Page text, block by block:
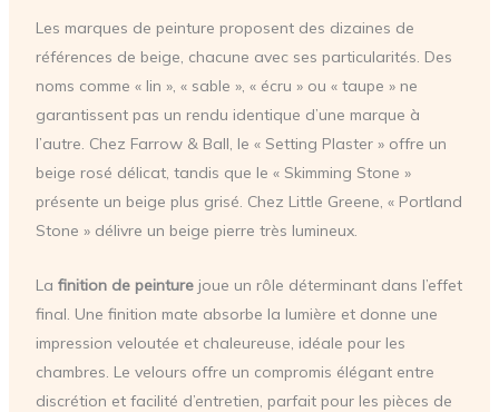
Les marques de peinture proposent des dizaines de
références de beige, chacune avec ses particularités. Des
noms comme « lin », « sable », « écru » ou « taupe » ne
garantissent pas un rendu identique d’une marque à
l’autre. Chez Farrow & Ball, le « Setting Plaster » offre un
beige rosé délicat, tandis que le « Skimming Stone »
présente un beige plus grisé. Chez Little Greene, « Portland
Stone » délivre un beige pierre très lumineux.
La finition de peinturejoue un rôle déterminant dans l’effet
final. Une finition mate absorbe la lumière et donne une
impression veloutée et chaleureuse, idéale pour les
chambres. Le velours offre un compromis élégant entre
discrétion et facilité d’entretien, parfait pour les pièces de